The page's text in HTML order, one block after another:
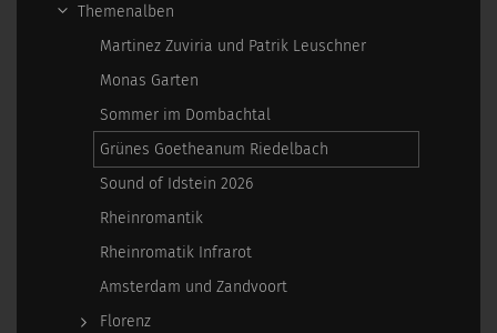
Themenalben
Martinez Zuviria und Patrik Leuschner
Monas Garten
Sommer im Dombachtal
Grünes Goetheanum Riedelbach
Sound of Idstein 2026
Rheinromantik
Rheinromatik Infrarot
Amsterdam und Zandvoort
Florenz